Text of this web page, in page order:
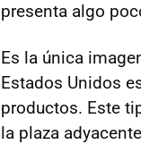
presenta algo
Es la única
Estados Unidos
productos. Este
la plaza